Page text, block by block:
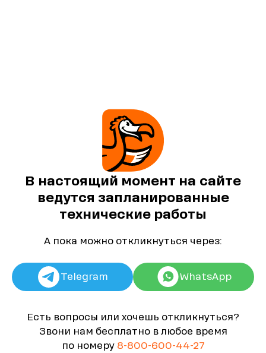
В настоящий момент на сайте
ведутся запланированные
технические работы
А пока можно откликнуться через:
Telegram WhatsApp
Есть вопросы или хочешь откликнуться?
Звони нам бесплатно в любое время
по номеру 8-800-600-44-27